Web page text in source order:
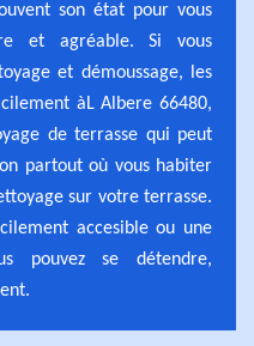
son état pour vous
et agréable. Si vous
et démoussage, les
àL Albere 66480,
de terrasse qui peut
partout où vous habiter
sur votre terrasse.
accesible ou une
pouvez se détendre,